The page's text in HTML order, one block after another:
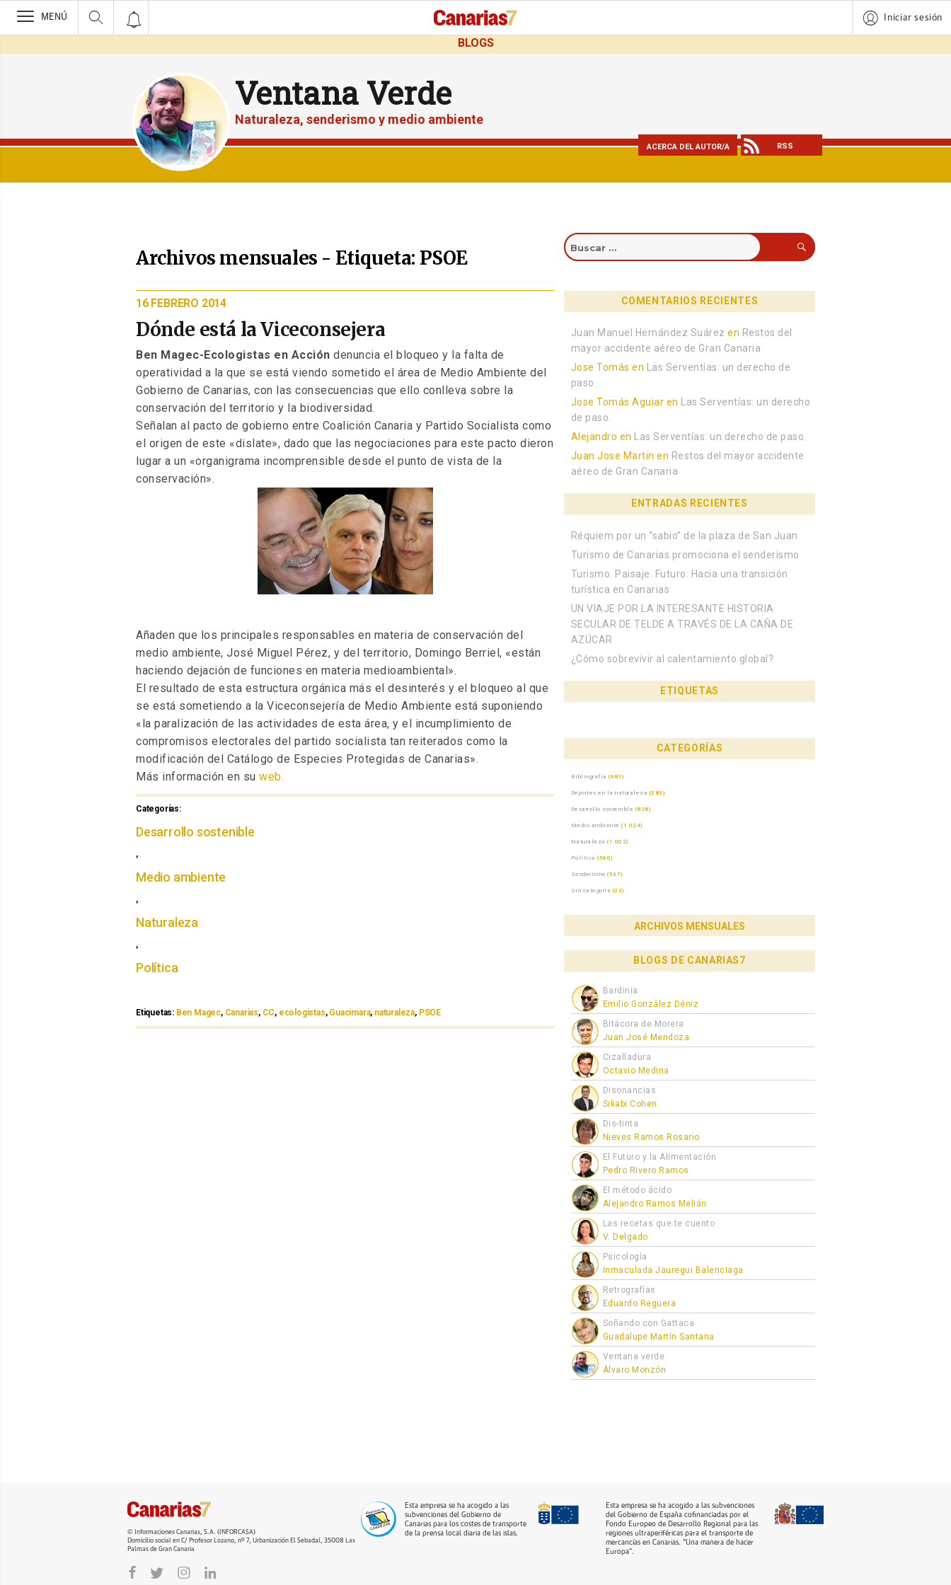
>
MENÚ Iniciar sesión
BLOGS
Ventana Verde
Naturaleza, senderismo y medio ambiente
ACERCA DEL AUTOR/A RSS
Archivos mensuales - Etiqueta: PSOE
PUBLICADO
EL
16 FEBRERO 2014
Dónde está la Viceconsejera
Ben Magec-Ecologistas en Acción denuncia el bloqueo y la falta de
operatividad a la que se está viendo sometido el área de Medio Ambiente del
Gobierno de Canarias, con las consecuencias que ello conlleva sobre la
conservación del territorio y la biodiversidad.
Señalan al pacto de gobierno entre Coalición Canaria y Partido Socialista como
el origen de este «dislate», dado que las negociaciones para este pacto dieron
lugar a un «organigrama incomprensible desde el punto de vista de la
conservación».
Añaden que los principales responsables en materia de conservación del
medio ambiente, José Miguel Pérez, y del territorio, Domingo Berriel, «están
haciendo dejación de funciones en materia medioambiental».
El resultado de esta estructura orgánica más el desinterés y el bloqueo al que
se está sometiendo a la Viceconsejería de Medio Ambiente está suponiendo
«la paralización de las actividades de esta área, y el incumplimiento de
compromisos electorales del partido socialista tan reiterados como la
modificación del Catálogo de Especies Protegidas de Canarias».
Más información en su web.
Categorías:Categorías
Desarrollo sostenible
,
Medio ambiente
,
Naturaleza
,
Política
Etiquetas: Etiquetas
Ben Magec, Canarias, CC, ecologistas, Guacimara, naturaleza, PSOE
Buscar
por:
Buscar
COMENTARIOS RECIENTES
Juan Manuel Hernández Suárez en Restos del
mayor accidente aéreo de Gran Canaria
Jose Tomás en Las Serventías: un derecho de
paso.
Jose Tomás Aguiar en Las Serventías: un derecho
de paso.
Alejandro en Las Serventías: un derecho de paso.
Juan Jose Martin en Restos del mayor accidente
aéreo de Gran Canaria
ENTRADAS RECIENTES
Réquiem por un “sabio” de la plaza de San Juan
Turismo de Canarias promociona el senderismo
Turismo. Paisaje. Futuro. Hacia una transición
turística en Canarias
UN VIAJE POR LA INTERESANTE HISTORIA
SECULAR DE TELDE A TRAVÉS DE LA CAÑA DE
AZÚCAR
¿Cómo sobrevivir al calentamiento global?
ETIQUETAS
CATEGORÍAS
Bibliografía (681)
Deportes en la naturaleza (383)
Desarrollo sostenible (828)
Medio ambiente (1.024)
Naturaleza (1.002)
Política (560)
Senderismo (537)
Sin categoría (33)
ARCHIVOS MENSUALES
BLOGS DE CANARIAS7
Bardinia
Emilio González Déniz
Bitácora de Morera
Juan José Mendoza
Cizalladura
Octavio Medina
Disonancias
Sikabi Cohen
Dis-tinta
Nieves Ramos Rosario
El Futuro y la Alimentación
Pedro Rivero Ramos
El método ácido
Alejandro Ramos Melián
Las recetas que te cuento
V. Delgado
Psicología
Inmaculada Jauregui Balenciaga
Retrografías
Eduardo Reguera
Soñando con Gattaca
Guadalupe Martín Santana
Ventana verde
Álvaro Monzón
© Informaciones Canarias, S.A. (INFORCASA)
Domicilio social en C/ Profesor Lozano, nº 7, Urbanización El Sebadal, 35008 Las
Palmas de Gran Canaria
Esta empresa se ha acogido a las
subvenciones del Gobierno de
Canarias para los costes de transporte
de la prensa local diaria de las islas.
Esta empresa se ha acogido a las subvenciones
del Gobierno de España cofinanciadas por el
Fondo Europeo de Desarrollo Regional para las
regiones ultraperiféricas para el transporte de
mercancías en Canarias. “Una manera de hacer
Europa”.